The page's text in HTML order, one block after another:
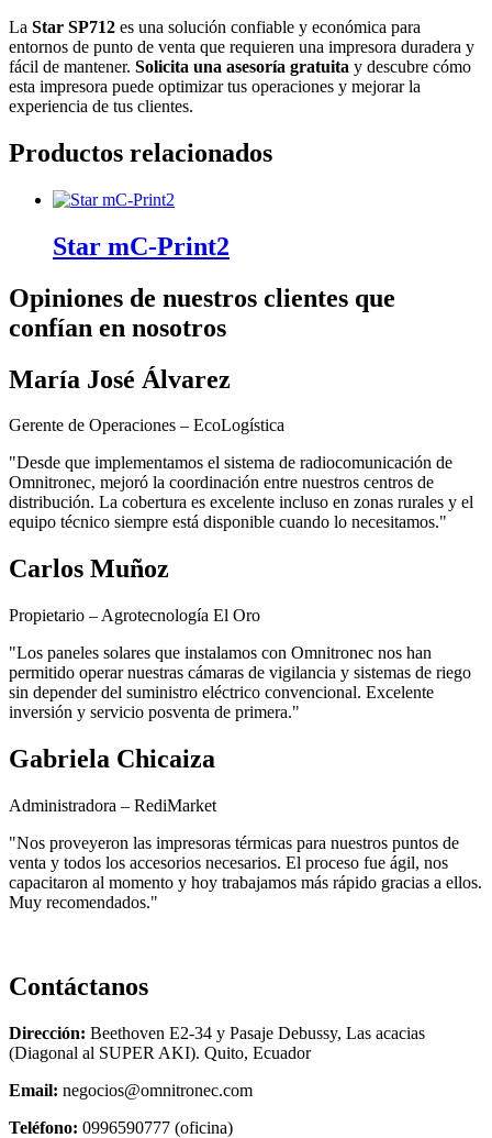
La Star SP712 es una solución confiable y económica para
entornos de punto de venta que requieren una impresora duradera y
fácil de mantener. Solicita una asesoría gratuita y descubre cómo
esta impresora puede optimizar tus operaciones y mejorar la
experiencia de tus clientes.
Productos relacionados
Star mC-Print2
Opiniones de nuestros clientes que
confían en nosotros
María José Álvarez
Gerente de Operaciones – EcoLogística
"Desde que implementamos el sistema de radiocomunicación de
Omnitronec, mejoró la coordinación entre nuestros centros de
distribución. La cobertura es excelente incluso en zonas rurales y el
equipo técnico siempre está disponible cuando lo necesitamos."
Carlos Muñoz
Propietario – Agrotecnología El Oro
"Los paneles solares que instalamos con Omnitronec nos han
permitido operar nuestras cámaras de vigilancia y sistemas de riego
sin depender del suministro eléctrico convencional. Excelente
inversión y servicio posventa de primera."
Gabriela Chicaiza
Administradora – RediMarket
"Nos proveyeron las impresoras térmicas para nuestros puntos de
venta y todos los accesorios necesarios. El proceso fue ágil, nos
capacitaron al momento y hoy trabajamos más rápido gracias a ellos.
Muy recomendados."
Contáctanos
Dirección: Beethoven E2-34 y Pasaje Debussy, Las acacias
(Diagonal al SUPER AKI). Quito, Ecuador
Email: negocios@omnitronec.com
Teléfono: 0996590777 (oficina)